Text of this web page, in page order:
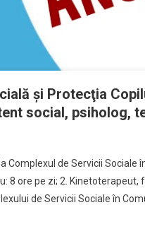
şi Protecţia
social, psiholog,
Complexul de Servicii Sociale
8 ore pe zi; 2. Kinetoterapeut,
de Servicii Sociale în